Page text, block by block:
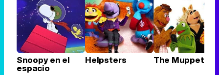
Snoopy en el
espacio
Helpsters The Muppets